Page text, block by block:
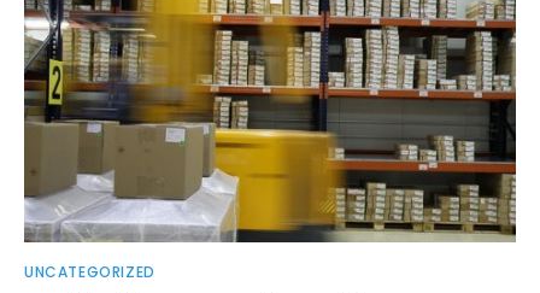
UNCATEGORIZED